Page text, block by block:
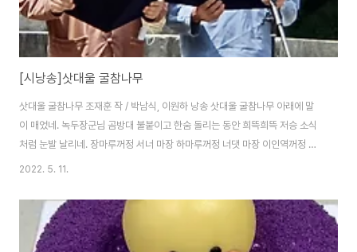
[시낭송]삿대울 굴참나무
삿대울 굴참나무 조재훈 작 / 박남식, 이원하 낭송 삿대울 굴참나무 아래에 말
이 매었네. 녹두장군님 곰방대 불붙이고 한숨 돌리는 동안 희뜩희뜩 저승 소식
처럼 눈발 날리네. 장마루꺼정 서너 마장 하마루꺼정 너댓 마장 이인역꺼정 십
리 걸어서 한 시간. 경천 성재 밑에 진치고 황토재, 비사벌 휘몰아 와 와 몰려온
로 빠져나가고 한 패는 주비로 해서 우금치로 치달아 가고 산자락 감돌아 돌아
가는 샛길 따라 궁궁을을 시호시호 부재래지 시호로다 죽창 들고 조선낫 들고
꿈틀꿈틀 기치창검 하늘 찌르네. 얼어 죽고, 굶어 죽고 죄없는 처자식 맞아죽고
2022. 5. 11.